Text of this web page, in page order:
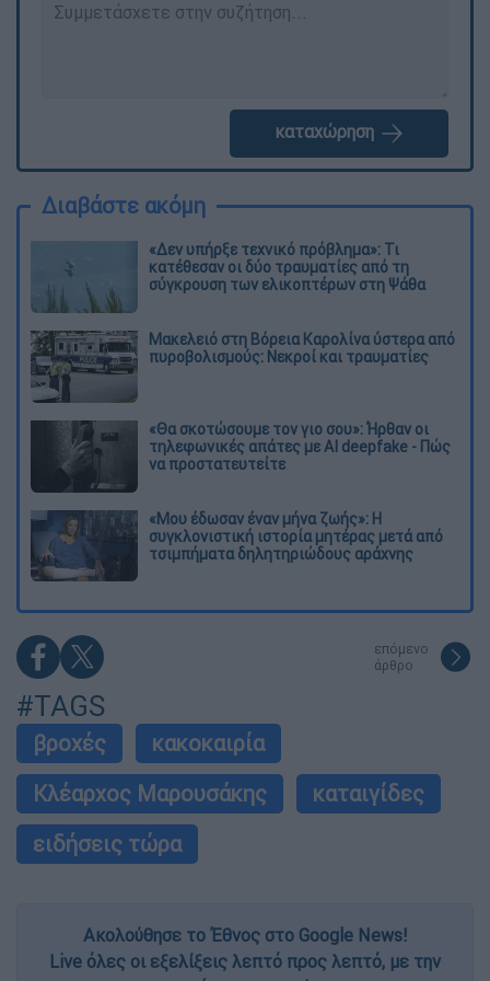
καταχώρηση
Διαβάστε ακόμη
«Δεν υπήρξε τεχνικό πρόβλημα»: Τι
κατέθεσαν οι δύο τραυματίες από τη
σύγκρουση των ελικοπτέρων στη Ψάθα
Μακελειό στη Βόρεια Καρολίνα ύστερα από
πυροβολισμούς: Νεκροί και τραυματίες
«Θα σκοτώσουμε τον γιο σου»: Ήρθαν οι
τηλεφωνικές απάτες με AI deepfake - Πώς
να προστατευτείτε
«Μου έδωσαν έναν μήνα ζωής»: Η
συγκλονιστική ιστορία μητέρας μετά από
τσιμπήματα δηλητηριώδους αράχνης
επόμενο
άρθρο
#TAGS
βροχές
κακοκαιρία
Κλέαρχος Μαρουσάκης
καταιγίδες
ειδήσεις τώρα
Ακολούθησε το Έθνος στο Google News!
Live όλες οι εξελίξεις λεπτό προς λεπτό, με την